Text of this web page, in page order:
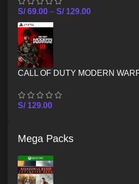
S/69.00 – S/129.00
CALL OF DUTY MODERN
S/129.00
Mega Packs